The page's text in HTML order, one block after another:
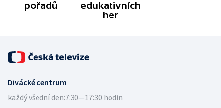
pořadů
edukativních
her